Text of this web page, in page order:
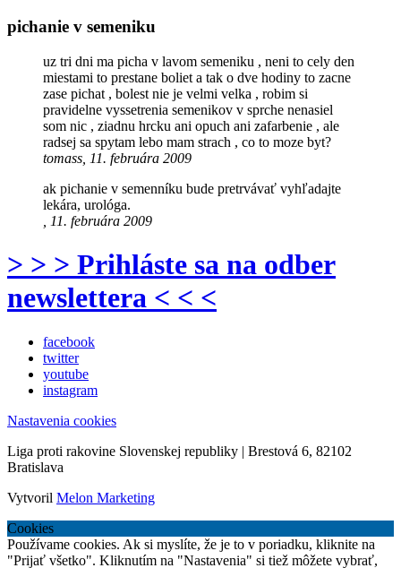
pichanie v semeniku
uz tri dni ma picha v lavom semeniku , neni to cely den
miestami to prestane boliet a tak o dve hodiny to zacne
zase pichat , bolest nie je velmi velka , robim si
pravidelne vyssetrenia semenikov v sprche nenasiel
som nic , ziadnu hrcku ani opuch ani zafarbenie , ale
radsej sa spytam lebo mam strach , co to moze byt?
tomass, 11. februára 2009
ak pichanie v semenníku bude pretrvávať vyhľadajte
lekára, urológa.
, 11. februára 2009
> > > Prihláste sa na odber
newslettera < < <
facebook
twitter
youtube
instagram
Nastavenia cookies
Liga proti rakovine Slovenskej republiky | Brestová 6, 82102
Bratislava
Vytvoril Melon Marketing
Cookies
Používame cookies. Ak si myslíte, že je to v poriadku, kliknite na
"Prijať všetko". Kliknutím na "Nastavenia" si tiež môžete vybrať,